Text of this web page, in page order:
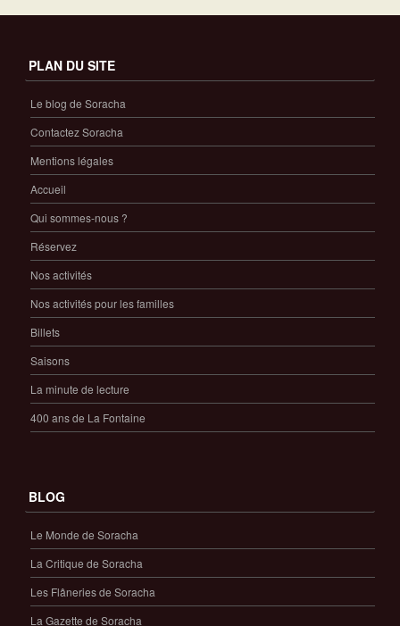
PLAN DU SITE
Le blog de Soracha
Contactez Soracha
Mentions légales
Accueil
Qui sommes-nous ?
Réservez
Nos activités
Nos activités pour les familles
Billets
Saisons
La minute de lecture
400 ans de La Fontaine
BLOG
Le Monde de Soracha
La Critique de Soracha
Les Flâneries de Soracha
La Gazette de Soracha